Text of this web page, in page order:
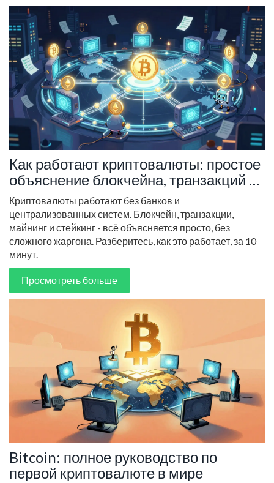
Как работают криптовалюты: простое
объяснение блокчейна, транзакций и
консенсуса
Криптовалюты работают без банков и
централизованных систем. Блокчейн, транзакции,
майнинг и стейкинг - всё объясняется просто, без
сложного жаргона. Разберитесь, как это работает, за 10
минут.
Просмотреть больше
Bitcoin: полное руководство по
первой криптовалюте в мире